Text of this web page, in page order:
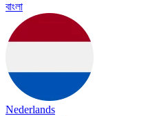
বাংলা
Nederlands